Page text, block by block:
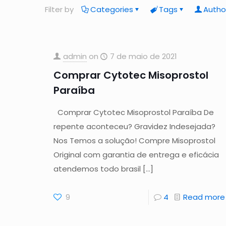
Filter by Categories Tags
admin on 7 de maio de 2021
Comprar Cytotec Misoprostol
Paraíba
Comprar Cytotec Misoprostol Paraíba De
repente aconteceu? Gravidez Indesejada?
Nos Temos a solução! Compre Misoprostol
Original com garantia de entrega e eficácia
atendemos todo brasil […]
9 4 Read more